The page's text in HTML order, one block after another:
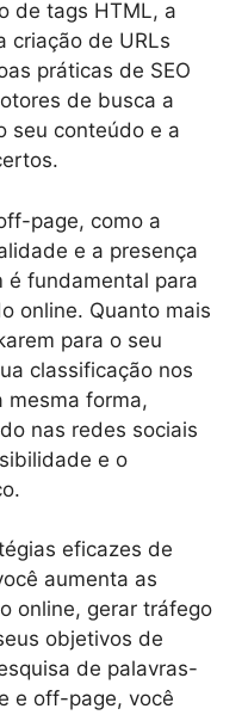
de tags HTML, a
criação de URLs
práticas de SEO
de busca a
seu conteúdo e a
page, como a
e a presença
é fundamental para
online. Quanto mais
para o seu
classificação nos
mesma forma,
nas redes sociais
e o
eficazes de
aumenta as
online, gerar tráfego
objetivos de
de palavras-
e off-page, você